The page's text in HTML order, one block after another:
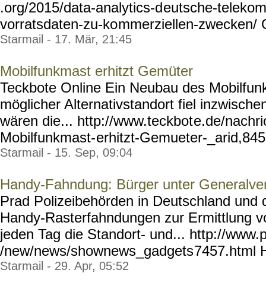
.org/2015/data-analytics-deutsche-
vorratsdaten-zu-kommerziellen-zwecken/
Starmail - 17. Mär, 21:45
Mobilfunkmast erhitzt Gemüter
Teckbote Online Ein Neubau des
möglicher Alternativstandort fiel
wären die... http://www.teckbote.de/
Mobilfunkmast-erhitzt-Gemueter-_arid,845
Starmail - 15. Sep, 09:04
Handy-Fahndung: Bürger unter
Prad Polizeibehörden in Deutschland und
Handy-Rasterfahndungen zur Ermittlung
jeden Tag die Standort- und... http://
/new/news/shownews_gadgets7457.html
Starmail - 29. Apr, 05:52